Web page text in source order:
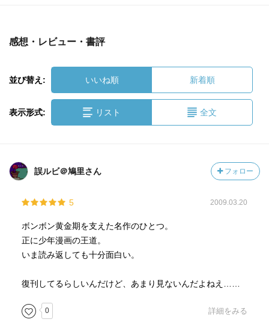
感想・レビュー・書評
並び替え: いいね順 新着順
表示形式: リスト 全文
誤ルビ＠鳩里さん フォロー
5 2009.03.20
ボンボン黄金期を支えた名作のひとつ。
正に少年漫画の王道。
いま読み返しても十分面白い。
復刊してるらしいんだけど、あまり見ないんだよねえ……
0 詳細をみる